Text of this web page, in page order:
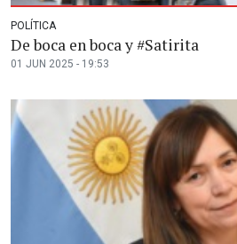
POLÍTICA
De boca en boca y #Satirita
01 JUN 2025 - 19:53